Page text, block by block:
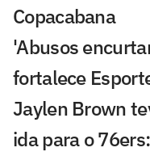
Copacabana
'Abusos
fortalece
Jaylen Brown
ida para o